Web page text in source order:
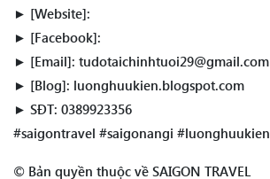
► [Website]:
► [Facebook]:
► [Email]: tudotaichinhtuoi29@gmail.com
► [Blog]: luonghuukien.blogspot.com
► SĐT: 0389923356
#saigontravel #saigonangi #luonghuukien
© Bản quyền thuộc về SAIGON TRAVEL